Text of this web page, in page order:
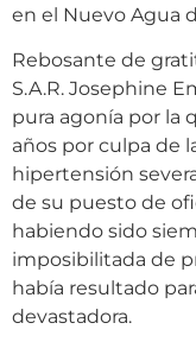
en el Nuevo Agua
Rebosante de
S.A.R. Josephine
pura agonía por la
años por culpa de
hipertensión
de su puesto de
habiendo sido
imposibilitada de
había resultado
devastadora.